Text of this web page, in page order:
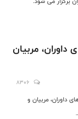
مربیان
8306
داوران، مربیان و